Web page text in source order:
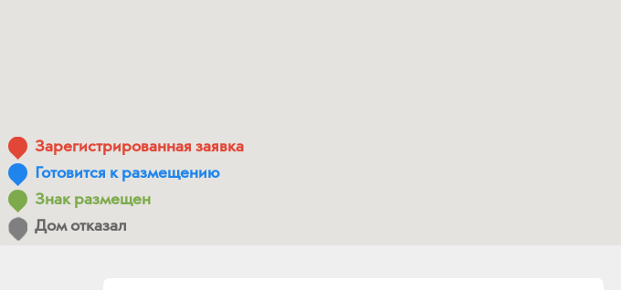
Зарегистрированная заявка
Готовится к размещению
Знак размещен
Дом отказал